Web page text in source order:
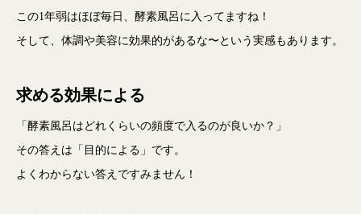
この1年弱はほぼ毎日、酵素風呂に入ってますね！
そして、体調や美容に効果的があるな〜という実感もあります。
求める効果による
「酵素風呂はどれくらいの頻度で入るのが良いか？」
その答えは「目的による」です。
よくわからない答えですみません！